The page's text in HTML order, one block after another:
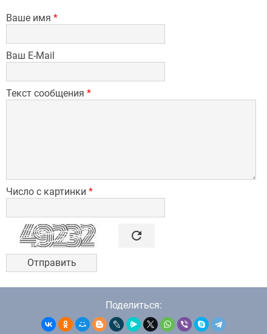
Ваше имя *
Ваш E-Mail
Текст сообщения *
Число с картинки *
 refresh
Поделиться: